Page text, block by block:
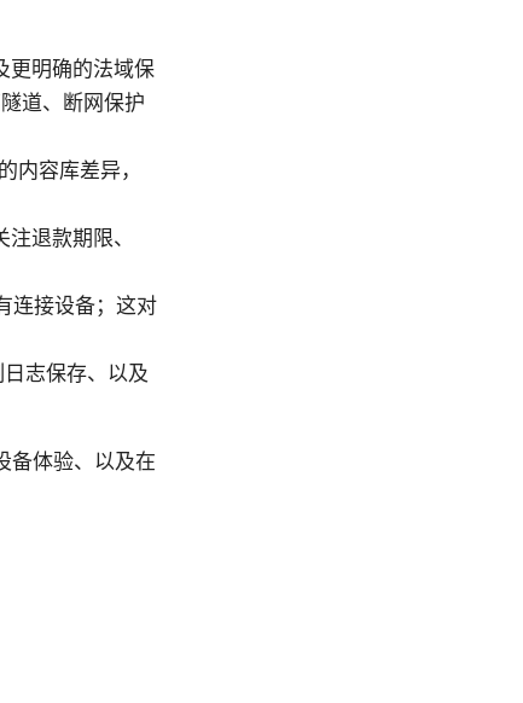
更明确的法域保
道、断网保护
容库差异，
退款期限、
连接设备；这对
志保存、以及
备体验、以及在